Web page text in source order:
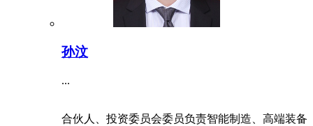
孙汶
...
合伙人、投资委员会委员负责智能制造、高端装备